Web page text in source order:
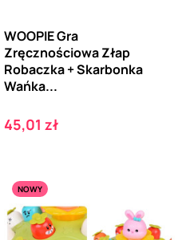
WOOPIE Gra
Zręcznościowa Złap
Robaczka + Skarbonka
Wańka...
Cena
45,01 zł
NOWY